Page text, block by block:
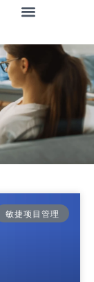
敏捷项目管理